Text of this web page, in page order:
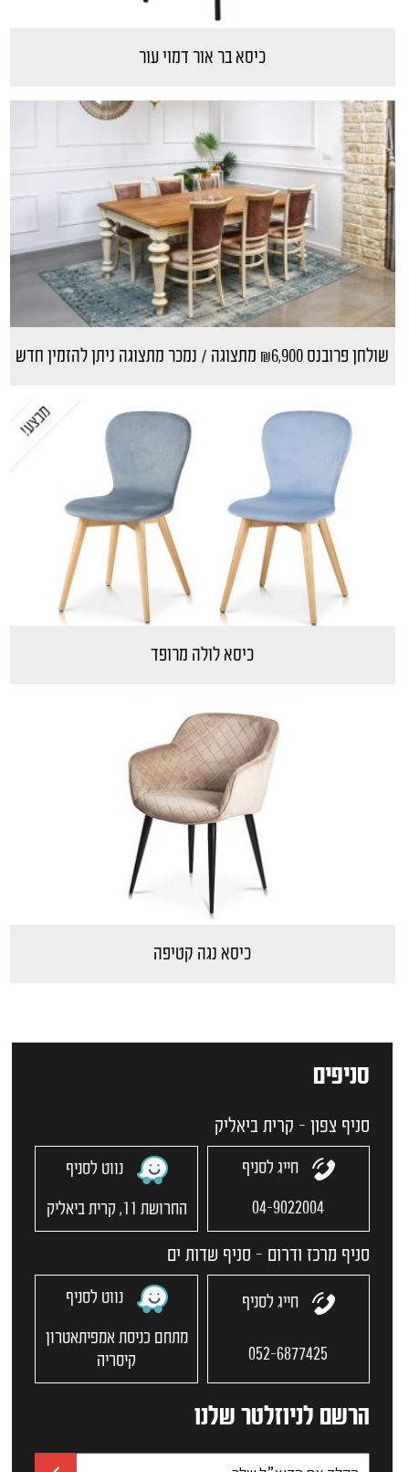
כיסא בר אור דמוי עור
שולחן פרובנס ₪6,900 מתצוגה / נמכר מתצוגה ניתן להזמין חדש
כיסא לולה מרופד
כיסא נגה קטיפה
סניפים
סניף צפון - קרית ביאליק
חייג לסניף
04-9022004
נווט לסניף
החרושת 11, קרית ביאליק
סניף מרכז ודרום - סניף שדות ים
חייג לסניף
052-6877425
נווט לסניף
מתחם כניסת אמפיתאטרון
קיסריה
הרשם לניוזלטר שלנו